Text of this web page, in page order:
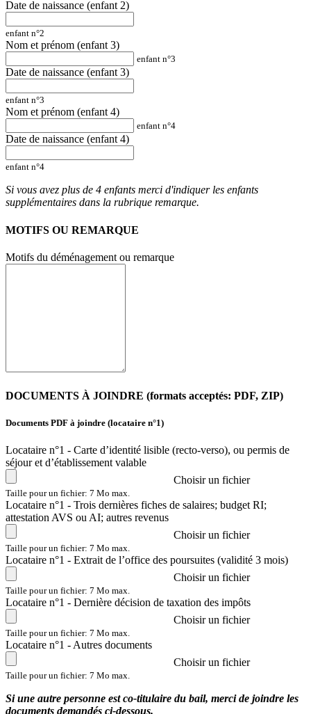
Date de naissance (enfant 2)
enfant n°2
Nom et prénom (enfant 3)
enfant n°3
Date de naissance (enfant 3)
enfant n°3
Nom et prénom (enfant 4)
enfant n°4
Date de naissance (enfant 4)
enfant n°4
Si vous avez plus de 4 enfants merci d'indiquer les enfants
supplémentaires dans la rubrique remarque.
MOTIFS OU REMARQUE
Motifs du déménagement ou remarque
DOCUMENTS À JOINDRE (formats acceptés: PDF, ZIP)
Documents PDF à joindre (locataire n°1)
Locataire n°1 - Carte d’identité lisible (recto-verso), ou permis de
séjour et d’établissement valable
Choisir un fichier
Taille pour un fichier: 7 Mo max.
Locataire n°1 - Trois dernières fiches de salaires; budget RI;
attestation AVS ou AI; autres revenus
Choisir un fichier
Taille pour un fichier: 7 Mo max.
Locataire n°1 - Extrait de l’office des poursuites (validité 3 mois)
Choisir un fichier
Taille pour un fichier: 7 Mo max.
Locataire n°1 - Dernière décision de taxation des impôts
Choisir un fichier
Taille pour un fichier: 7 Mo max.
Locataire n°1 - Autres documents
Choisir un fichier
Taille pour un fichier: 7 Mo max.
Si une autre personne est co-titulaire du bail, merci de joindre les
documents demandés ci-dessous.